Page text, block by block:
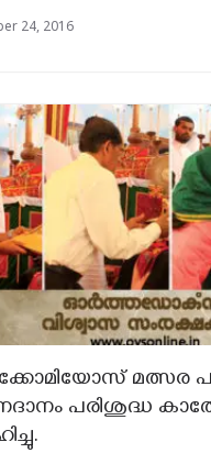
24, 2016
മത്സര
പരിശുദ്ധ